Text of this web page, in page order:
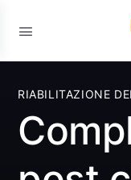
RIABILITAZIONE